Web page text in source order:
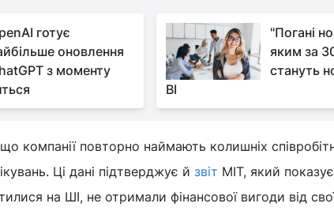
готує
оновлення
з моменту
"Погані
яким за
стануть
BI
компанії повторно наймають колишніх
Ці дані підтверджує й звіт MIT, який
на ШІ, не отримали фінансової вигоди від